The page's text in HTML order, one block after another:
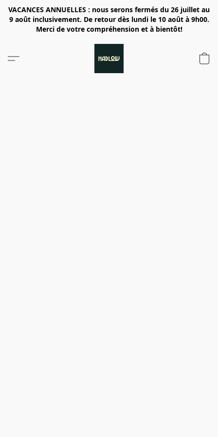
VACANCES ANNUELLES : nous serons fermés du 26 juillet au
9 août inclusivement. De retour dès lundi le 10 août à 9h00.
Merci de votre compréhension et à bientôt!